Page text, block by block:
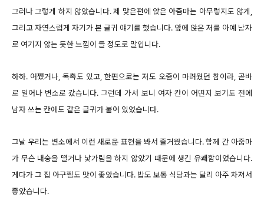
그러나 그렇게 하지 않았습니다. 제 맞은편에 앉은 아줌마는 아무렇지도 않게,
그리고 자연스럽게 자기가 본 글귀 얘기를 했습니다. 앞에 앉은 저를 아예 남자
로 여기지 않는 듯한 느낌이 들 정도로 말입니다.
하하. 어쨌거나, 독촉도 있고, 한편으로는 저도 오줌이 마려웠던 참이라, 곧바
로 일어나 변소로 갔습니다. 그런데 가서 보니 여자 칸이 어떤지 보기도 전에
남자 쓰는 칸에도 같은 글귀가 붙어 있었습니다.
그날 우리는 변소에서 이런 새로운 표현을 봐서 즐거웠습니다. 함께 간 아줌마
가 무슨 내숭을 떨거나 낯가림을 하지 않았기 때문에 생긴 유쾌함이었습니다.
게다가 그 집 아구찜도 맛이 좋았습니다. 밥도 보통 식당과는 달리 아주 차져서
좋았습니다.